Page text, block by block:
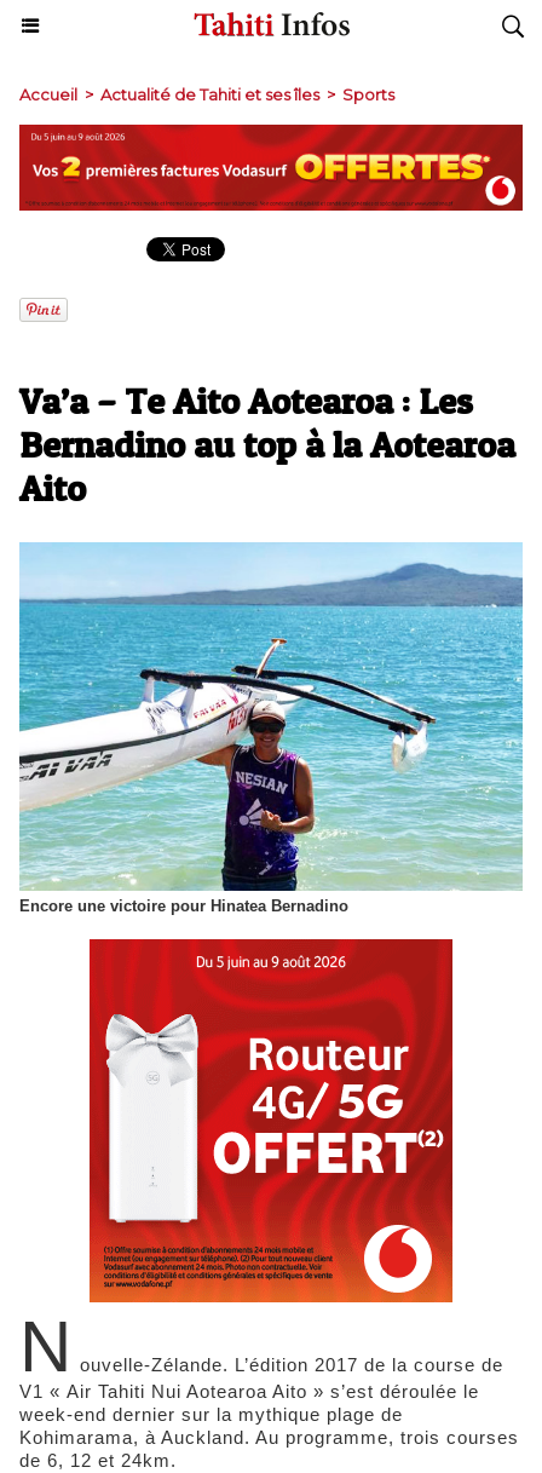
Accueil > Actualité de Tahiti et ses îles > Sports
Va’a – Te Aito Aotearoa : Les
Bernadino au top à la Aotearoa
Aito
Encore une victoire pour Hinatea Bernadino
N
ouvelle-Zélande. L’édition 2017 de la course de
V1 « Air Tahiti Nui Aotearoa Aito » s’est déroulée le
week-end dernier sur la mythique plage de
Kohimarama, à Auckland. Au programme, trois courses
de 6, 12 et 24km.